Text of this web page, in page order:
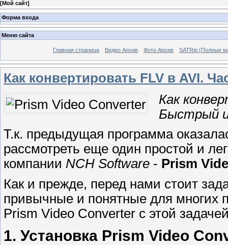
[Мой сайт]
Форма входа
Меню сайта
Главная страница Видео Архив Фото Архив SATRip (Полные
Как конвертировать FLV в AVI.
Как
Быстрый и
Т.к. предыдущая программа
рассмотреть еще один простой и
компании NCH Software - Prism
Как и прежде, перед нами стоит
привычные и понятные для
Prism Video Converter с этой
1. Установка Prism Video